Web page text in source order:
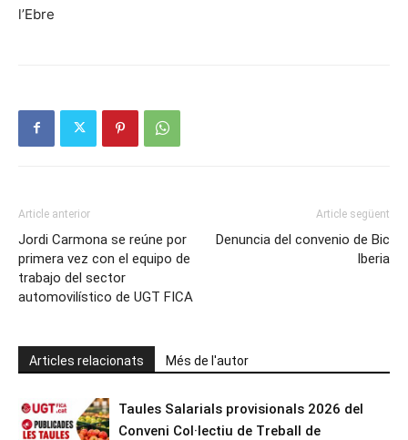
l’Ebre
Article anterior
Jordi Carmona se reúne por
primera vez con el equipo de
trabajo del sector
automovilístico de UGT FICA
Article següent
Denuncia del convenio de Bic
Iberia
Articles relacionats Més de l'autor
Taules Salarials provisionals 2026 del
Conveni Col·lectiu de Treball de